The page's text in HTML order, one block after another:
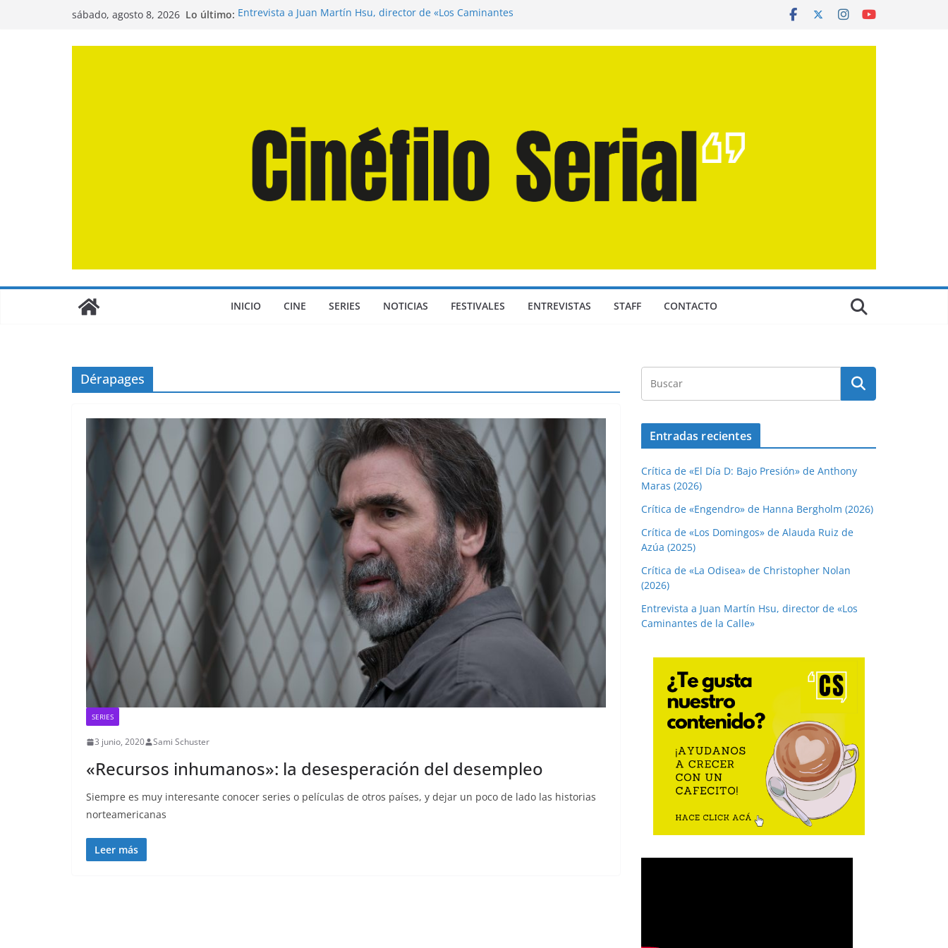
sábado, agosto 8, 2026 Lo último: Entrevista a Juan Martín Hsu, director de «Los Caminantes
INICIO CINE SERIES NOTICIAS FESTIVALES ENTREVISTAS STAFF CONTACTO
Dérapages
SERIES
3 junio, 2020 Sami Schuster
«Recursos inhumanos»: la desesperación del desempleo
Siempre es muy interesante conocer series o películas de otros países, y dejar un poco de lado las historias
norteamericanas
Leer más
Entradas recientes
Crítica de «El Día D: Bajo Presión» de Anthony
Maras (2026)
Crítica de «Engendro» de Hanna Bergholm (2026)
Crítica de «Los Domingos» de Alauda Ruiz de
Azúa (2025)
Crítica de «La Odisea» de Christopher Nolan
(2026)
Entrevista a Juan Martín Hsu, director de «Los
Caminantes de la Calle»